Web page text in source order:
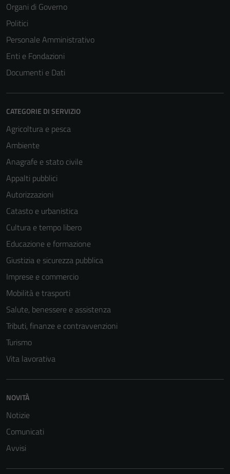
Organi di Governo
Politici
Personale Amministrativo
Enti e Fondazioni
Documenti e Dati
CATEGORIE DI SERVIZIO
Agricoltura e pesca
Ambiente
Anagrafe e stato civile
Appalti pubblici
Autorizzazioni
Catasto e urbanistica
Cultura e tempo libero
Educazione e formazione
Giustizia e sicurezza pubblica
Imprese e commercio
Mobilità e trasporti
Salute, benessere e assistenza
Tributi, finanze e contravvenzioni
Turismo
Vita lavorativa
NOVITÀ
Notizie
Comunicati
Avvisi
possono